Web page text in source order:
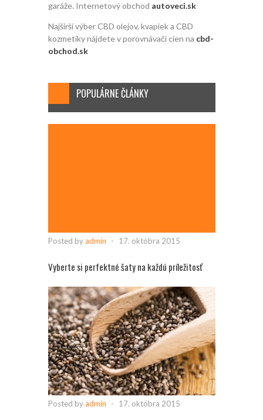
garáže. Internetový obchod autoveci.sk
Najširší výber CBD olejov, kvapiek a CBD
kozmetiky nájdete v porovnávači cien na cbd-
obchod.sk
POPULÁRNE ČLÁNKY
Posted byadmin - 17. októbra 2015
Vyberte si perfektné šaty na každú príležitosť
Posted byadmin - 17. októbra 2015